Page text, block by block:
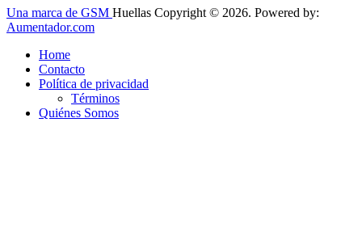
Una marca de GSM Huellas Copyright © 2026. Powered by:
Aumentador.com
Home
Contacto
Política de privacidad
Términos
Quiénes Somos